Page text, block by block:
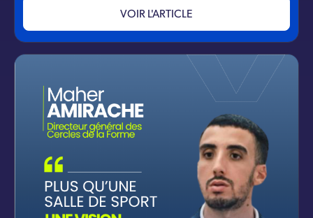
VOIR L'ARTICLE